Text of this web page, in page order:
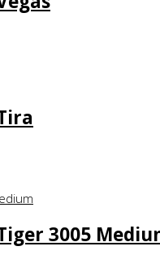
3005